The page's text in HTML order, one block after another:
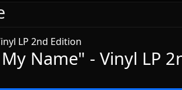
Name" - Vinyl LP